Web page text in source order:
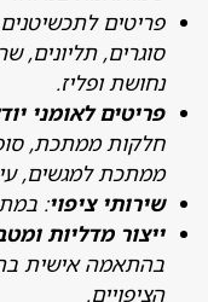
פריטים
סוגרים, תליונים,
נחושת ופליז.
פריטים לאומני
חלקות ממתכת,
ממתכת למגשים,
שירותי ציפוי:
ייצור מדליות
בהתאמה אישית
הציפויים.